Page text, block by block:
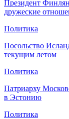
Президент
дружеские
Политика
Посольство
текущим летом
Политика
Патриарху
в Эстонию
Политика